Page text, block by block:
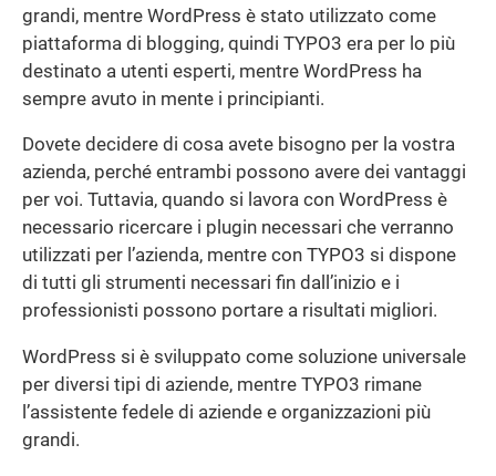
grandi, mentre WordPress è stato utilizzato come
piattaforma di blogging, quindi TYPO3 era per lo più
destinato a utenti esperti, mentre WordPress ha
sempre avuto in mente i principianti.
Dovete decidere di cosa avete bisogno per la vostra
azienda, perché entrambi possono avere dei vantaggi
per voi. Tuttavia, quando si lavora con WordPress è
necessario ricercare i plugin necessari che verranno
utilizzati per l’azienda, mentre con TYPO3 si dispone
di tutti gli strumenti necessari fin dall’inizio e i
professionisti possono portare a risultati migliori.
WordPress si è sviluppato come soluzione universale
per diversi tipi di aziende, mentre TYPO3 rimane
l’assistente fedele di aziende e organizzazioni più
grandi.